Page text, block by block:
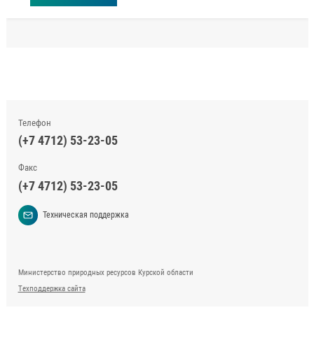
Телефон
(+7 4712) 53-23-05
Факс
(+7 4712) 53-23-05
Техническая поддержка
Министерство природных ресурсов Курской области
Техподдержка сайта